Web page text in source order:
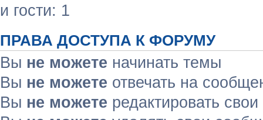
и гости: 1
ПРАВА ДОСТУПА К ФОРУМУ
Вы не можете начинать темы
Вы не можете отвечать на
Вы не можете редактировать